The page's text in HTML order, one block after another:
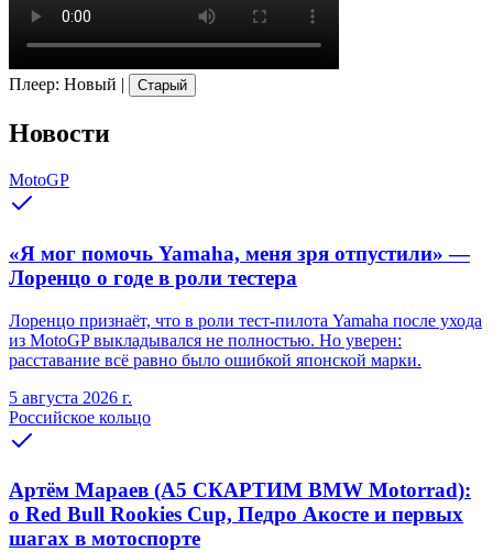
Плеер: Новый | Старый
Новости
MotoGP
«Я мог помочь Yamaha, меня зря отпустили» —
Лоренцо о годе в роли тестера
Лоренцо признаёт, что в роли тест-пилота Yamaha после ухода
из MotoGP выкладывался не полностью. Но уверен:
расставание всё равно было ошибкой японской марки.
5 августа 2026 г.
Российское кольцо
Артём Мараев (A5 СКАРТИМ BMW Motorrad):
о Red Bull Rookies Cup, Педро Акосте и первых
шагах в мотоспорте